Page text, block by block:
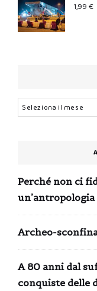
1,99€
Archivi
Perché non ci
Archeo-
A 80 anni dal
conquiste delle